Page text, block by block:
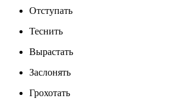
Отступать
Теснить
Вырастать
Заслонять
Грохотать